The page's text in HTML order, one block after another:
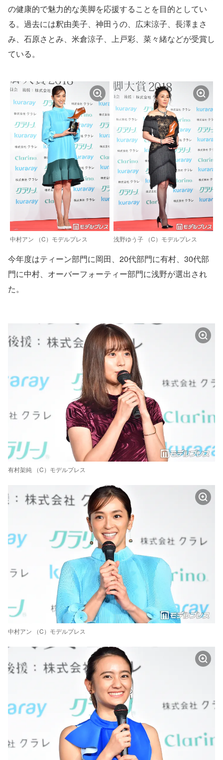
の健康的で魅力的な美脚を応援することを目的としてい
る。過去には釈由美子、神田うの、広末涼子、長澤まさ
み、石原さとみ、米倉涼子、上戸彩、菜々緒などが受賞し
ている。
中村アン （C）モデルプレス 浅野ゆう子 （C）モデルプレス
今年度はティーン部門に岡田、20代部門に有村、30代部
門に中村、オーバーフォーティー部門に浅野が選出され
た。
有村架純 （C）モデルプレス
中村アン （C）モデルプレス